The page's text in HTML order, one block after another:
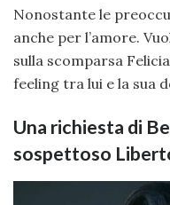
Nonostante le
anche per l’amore.
sulla scomparsa
feeling tra lui e la sua
Una richiesta di
sospettoso